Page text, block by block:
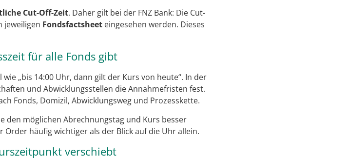
Cut-Off-Zeit. Daher gilt bei der FNZ Bank: Die Cut-
jeweiligen Fondsfactsheet eingesehen werden. Dieses
für alle Fonds gibt
„bis 14:00 Uhr, dann gilt der Kurs von heute“. In der
und Abwicklungsstellen die Annahmefristen fest.
Fonds, Domizil, Abwicklungsweg und Prozesskette.
den möglichen Abrechnungstag und Kurs besser
häufig wichtiger als der Blick auf die Uhr allein.
verschiebt